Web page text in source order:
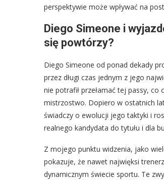
perspektywie może wpływać na
Diego Simeone i
się powtórzy?
Diego Simeone od ponad dekady
przez długi czas jednym z jego
nie potrafił przełamać tej passy,
mistrzostwo. Dopiero w ostatnich
świadczy o ewolucji jego taktyki i
realnego kandydata do tytułu i dla
Z mojego punktu widzenia, jako
pokazuje, że nawet najwięksi
dynamicznym świecie sportu. Te